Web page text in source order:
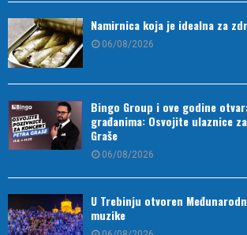
Namirnica koja je idealna za
06/08/2026
Bingo Group i ove godine
građanima: Osvojite ulaznice
Graše
06/08/2026
U Trebinju otvoren
muzike